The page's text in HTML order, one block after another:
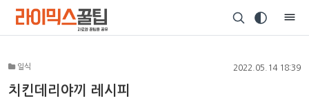
일식 2022.05.14 18:39
치킨데리야끼 레시피
Sketchbook5, 스케치북5